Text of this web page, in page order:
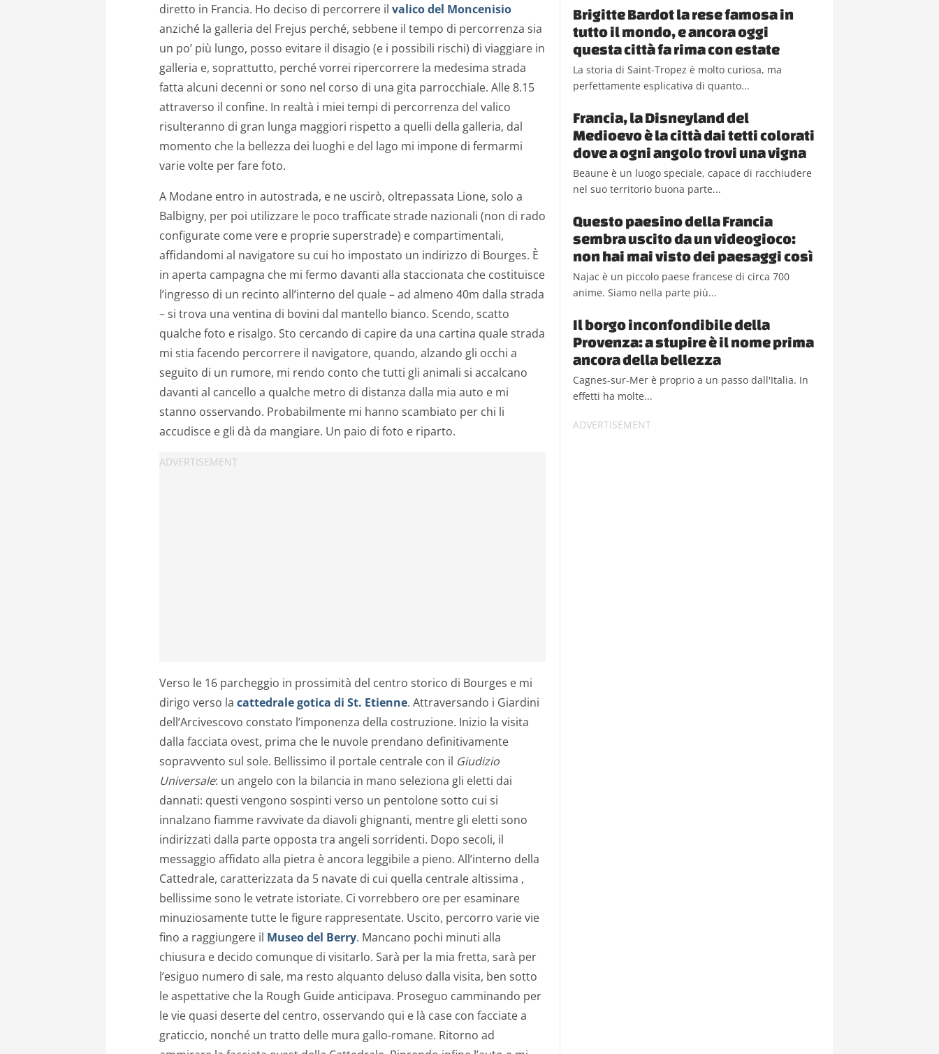
diretto in Francia. Ho deciso di percorrere il valico del Moncenisio
anziché la galleria del Frejus perché, sebbene il tempo di percorrenza sia
un po’ più lungo, posso evitare il disagio (e i possibili rischi) di viaggiare in
galleria e, soprattutto, perché vorrei ripercorrere la medesima strada
fatta alcuni decenni or sono nel corso di una gita parrocchiale. Alle 8.15
attraverso il confine. In realtà i miei tempi di percorrenza del valico
risulteranno di gran lunga maggiori rispetto a quelli della galleria, dal
momento che la bellezza dei luoghi e del lago mi impone di fermarmi
varie volte per fare foto.
A Modane entro in autostrada, e ne uscirò, oltrepassata Lione, solo a
Balbigny, per poi utilizzare le poco trafficate strade nazionali (non di rado
configurate come vere e proprie superstrade) e compartimentali,
affidandomi al navigatore su cui ho impostato un indirizzo di Bourges. È
in aperta campagna che mi fermo davanti alla staccionata che costituisce
l’ingresso di un recinto all’interno del quale – ad almeno 40m dalla strada
– si trova una ventina di bovini dal mantello bianco. Scendo, scatto
qualche foto e risalgo. Sto cercando di capire da una cartina quale strada
mi stia facendo percorrere il navigatore, quando, alzando gli occhi a
seguito di un rumore, mi rendo conto che tutti gli animali si accalcano
davanti al cancello a qualche metro di distanza dalla mia auto e mi
stanno osservando. Probabilmente mi hanno scambiato per chi li
accudisce e gli dà da mangiare. Un paio di foto e riparto.
Verso le 16 parcheggio in prossimità del centro storico di Bourges e mi
dirigo verso la cattedrale gotica di St. Etienne. Attraversando i Giardini
dell’Arcivescovo constato l’imponenza della costruzione. Inizio la visita
dalla facciata ovest, prima che le nuvole prendano definitivamente
sopravvento sul sole. Bellissimo il portale centrale con il Giudizio
Universale: un angelo con la bilancia in mano seleziona gli eletti dai
dannati: questi vengono sospinti verso un pentolone sotto cui si
innalzano fiamme ravvivate da diavoli ghignanti, mentre gli eletti sono
indirizzati dalla parte opposta tra angeli sorridenti. Dopo secoli, il
messaggio affidato alla pietra è ancora leggibile a pieno. All’interno della
Cattedrale, caratterizzata da 5 navate di cui quella centrale altissima ,
bellissime sono le vetrate istoriate. Ci vorrebbero ore per esaminare
minuziosamente tutte le figure rappresentate. Uscito, percorro varie vie
fino a raggiungere il Museo del Berry. Mancano pochi minuti alla
chiusura e decido comunque di visitarlo. Sarà per la mia fretta, sarà per
l’esiguo numero di sale, ma resto alquanto deluso dalla visita, ben sotto
le aspettative che la Rough Guide anticipava. Proseguo camminando per
le vie quasi deserte del centro, osservando qui e là case con facciate a
graticcio, nonché un tratto delle mura gallo-romane. Ritorno ad
Brigitte Bardot la rese famosa in
tutto il mondo, e ancora oggi
questa città fa rima con estate
La storia di Saint-Tropez è molto curiosa, ma
perfettamente esplicativa di quanto...
Francia, la Disneyland del
Medioevo è la città dai tetti colorati
dove a ogni angolo trovi una vigna
Beaune è un luogo speciale, capace di racchiudere
nel suo territorio buona parte...
Questo paesino della Francia
sembra uscito da un videogioco:
non hai mai visto dei paesaggi così
Najac è un piccolo paese francese di circa 700
anime. Siamo nella parte più...
Il borgo inconfondibile della
Provenza: a stupire è il nome prima
ancora della bellezza
Cagnes-sur-Mer è proprio a un passo dall'Italia. In
effetti ha molte...